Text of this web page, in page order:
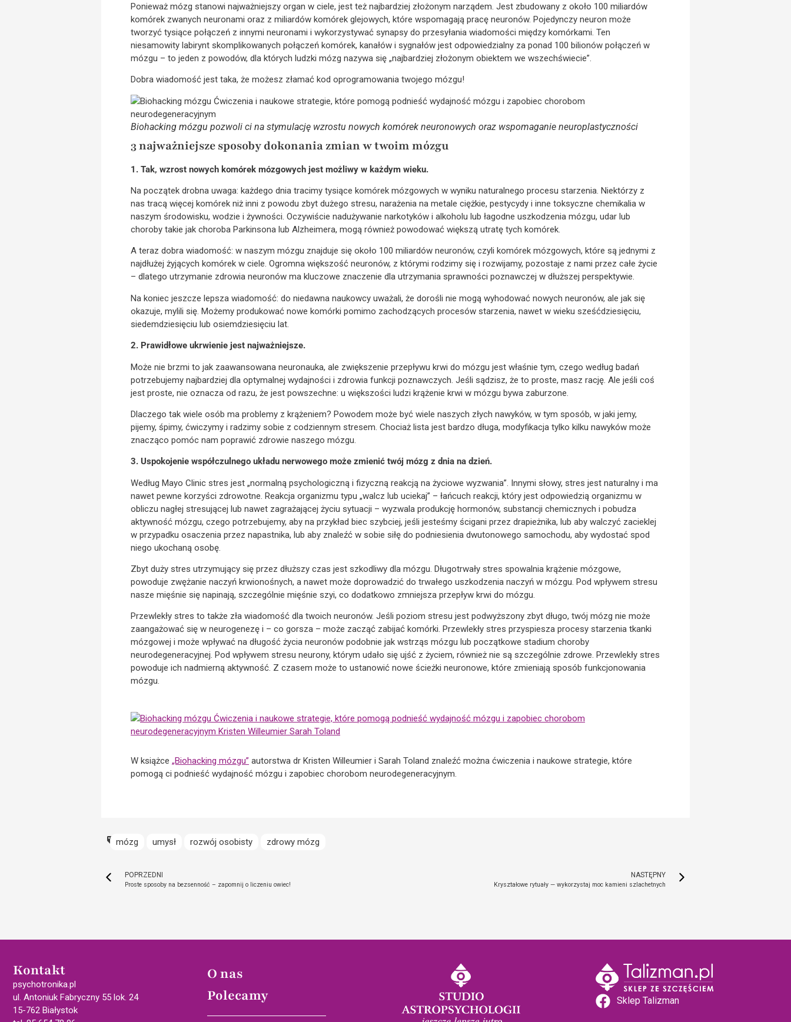
Ponieważ mózg stanowi najważniejszy organ w ciele, jest też najbardziej złożonym narządem. Jest zbudowany z około 100 miliardów
komórek zwanych neuronami oraz z miliardów komórek glejowych, które wspomagają pracę neuronów. Pojedynczy neuron może
tworzyć tysiące połączeń z innymi neuronami i wykorzystywać synapsy do przesyłania wiadomości między komórkami. Ten
niesamowity labirynt skomplikowanych połączeń komórek, kanałów i sygnałów jest odpowiedzialny za ponad 100 bilionów połączeń w
mózgu – to jeden z powodów, dla których ludzki mózg nazywa się „najbardziej złożonym obiektem we wszechświecie”.
Dobra wiadomość jest taka, że możesz złamać kod oprogramowania twojego mózgu!
Biohacking mózgu pozwoli ci na stymulację wzrostu nowych komórek neuronowych oraz wspomaganie neuroplastyczności
3 najważniejsze sposoby dokonania zmian w twoim mózgu
1. Tak, wzrost nowych komórek mózgowych jest możliwy w każdym wieku.
Na początek drobna uwaga: każdego dnia tracimy tysiące komórek mózgowych w wyniku naturalnego procesu starzenia. Niektórzy z
nas tracą więcej komórek niż inni z powodu zbyt dużego stresu, narażenia na metale ciężkie, pestycydy i inne toksyczne chemikalia w
naszym środowisku, wodzie i żywności. Oczywiście nadużywanie narkotyków i alkoholu lub łagodne uszkodzenia mózgu, udar lub
choroby takie jak choroba Parkinsona lub Alzheimera, mogą również powodować większą utratę tych komórek.
A teraz dobra wiadomość: w naszym mózgu znajduje się około 100 miliardów neuronów, czyli komórek mózgowych, które są jednymi z
najdłużej żyjących komórek w ciele. Ogromna większość neuronów, z którymi rodzimy się i rozwijamy, pozostaje z nami przez całe życie
– dlatego utrzymanie zdrowia neuronów ma kluczowe znaczenie dla utrzymania sprawności poznawczej w dłuższej perspektywie.
Na koniec jeszcze lepsza wiadomość: do niedawna naukowcy uważali, że dorośli nie mogą wyhodować nowych neuronów, ale jak się
okazuje, mylili się. Możemy produkować nowe komórki pomimo zachodzących procesów starzenia, nawet w wieku sześćdziesięciu,
siedemdziesięciu lub osiemdziesięciu lat.
2. Prawidłowe ukrwienie jest najważniejsze.
Może nie brzmi to jak zaawansowana neuronauka, ale zwiększenie przepływu krwi do mózgu jest właśnie tym, czego według badań
potrzebujemy najbardziej dla optymalnej wydajności i zdrowia funkcji poznawczych. Jeśli sądzisz, że to proste, masz rację. Ale jeśli coś
jest proste, nie oznacza od razu, że jest powszechne: u większości ludzi krążenie krwi w mózgu bywa zaburzone.
Dlaczego tak wiele osób ma problemy z krążeniem? Powodem może być wiele naszych złych nawyków, w tym sposób, w jaki jemy,
pijemy, śpimy, ćwiczymy i radzimy sobie z codziennym stresem. Chociaż lista jest bardzo długa, modyfikacja tylko kilku nawyków może
znacząco pomóc nam poprawić zdrowie naszego mózgu.
3. Uspokojenie współczulnego układu nerwowego może zmienić twój mózg z dnia na dzień.
Według Mayo Clinic stres jest „normalną psychologiczną i fizyczną reakcją na życiowe wyzwania”. Innymi słowy, stres jest naturalny i ma
nawet pewne korzyści zdrowotne. Reakcja organizmu typu „walcz lub uciekaj” – łańcuch reakcji, który jest odpowiedzią organizmu w
obliczu nagłej stresującej lub nawet zagrażającej życiu sytuacji – wyzwala produkcję hormonów, substancji chemicznych i pobudza
aktywność mózgu, czego potrzebujemy, aby na przykład biec szybciej, jeśli jesteśmy ścigani przez drapieżnika, lub aby walczyć zacieklej
w przypadku osaczenia przez napastnika, lub aby znaleźć w sobie siłę do podniesienia dwutonowego samochodu, aby wydostać spod
niego ukochaną osobę.
Zbyt duży stres utrzymujący się przez dłuższy czas jest szkodliwy dla mózgu. Długotrwały stres spowalnia krążenie mózgowe,
powoduje zwężanie naczyń krwionośnych, a nawet może doprowadzić do trwałego uszkodzenia naczyń w mózgu. Pod wpływem stresu
nasze mięśnie się napinają, szczególnie mięśnie szyi, co dodatkowo zmniejsza przepływ krwi do mózgu.
Przewlekły stres to także zła wiadomość dla twoich neuronów. Jeśli poziom stresu jest podwyższony zbyt długo, twój mózg nie może
zaangażować się w neurogenezę i – co gorsza – może zacząć zabijać komórki. Przewlekły stres przyspiesza procesy starzenia tkanki
mózgowej i może wpływać na długość życia neuronów podobnie jak wstrząs mózgu lub początkowe stadium choroby
neurodegeneracyjnej. Pod wpływem stresu neurony, którym udało się ujść z życiem, również nie są szczególnie zdrowe. Przewlekły stres
powoduje ich nadmierną aktywność. Z czasem może to ustanowić nowe ścieżki neuronowe, które zmieniają sposób funkcjonowania
mózgu.
W książce „Biohacking mózgu” autorstwa dr Kristen Willeumier i Sarah Toland znaleźć można ćwiczenia i naukowe strategie, które
pomogą ci podnieść wydajność mózgu i zapobiec chorobom neurodegeneracyjnym.
mózg umysł rozwój osobisty zdrowy mózg
POPRZEDNI
Proste sposoby na bezsenność – zapomnij o liczeniu owiec!
NASTĘPNY
Kryształowe rytuały — wykorzystaj moc kamieni szlachetnych
Kontakt
psychotronika.pl
ul. Antoniuk Fabryczny 55 lok. 24
15-762 Białystok
O nas
Polecamy
Sklep Talizman